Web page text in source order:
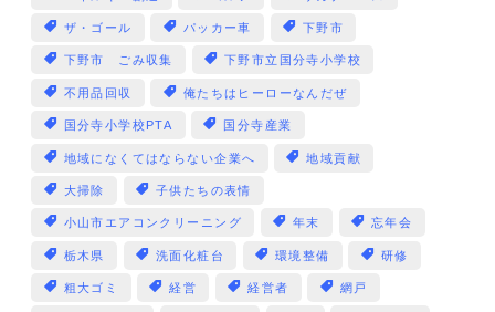
ザ・ゴール パッカー車 下野市
下野市 ごみ収集 下野市立国分寺小学校
不用品回収 俺たちはヒーローなんだぜ
国分寺小学校PTA 国分寺産業
地域になくてはならない企業へ 地域貢献
大掃除 子供たちの表情
小山市エアコンクリーニング 年末 忘年会
栃木県 洗面化粧台 環境整備 研修
粗大ゴミ 経営 経営者 網戸